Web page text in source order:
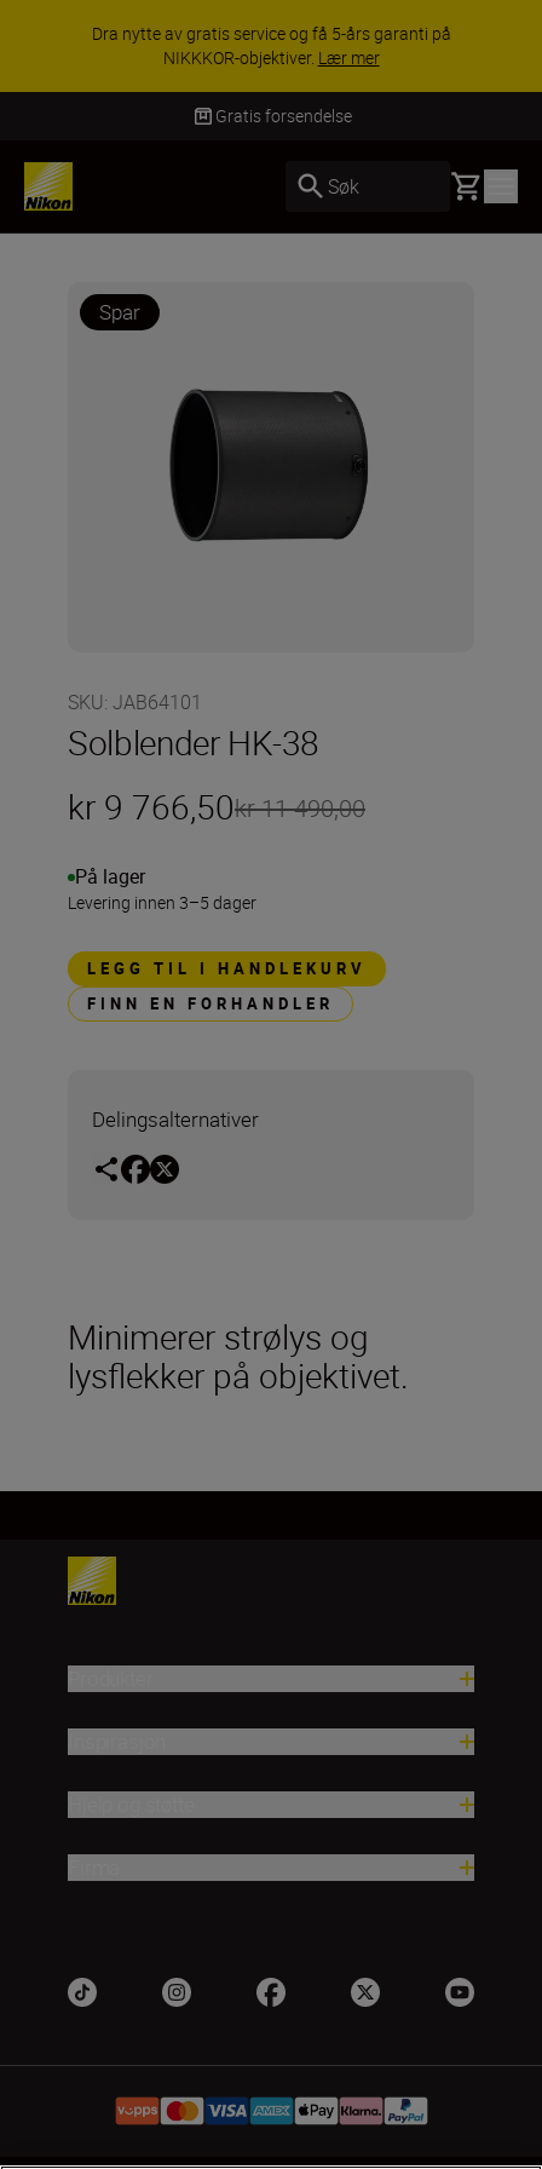
Dra nytte av gratis service og få 5-års garanti på
NIKKKOR-objektiver. Lær mer
Gratis forsendelse
Søk Basket
Spar
SKU: JAB64101
Solblender HK-38
kr 9 766,50kr 11 490,00
På lager
Levering innen 3–5 dager
LEGG TIL I HANDLEKURV
FINN EN FORHANDLER
Delingsalternativer
Minimerer strølys og
lysflekker på objektivet.